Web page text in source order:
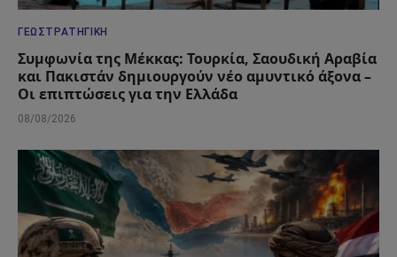
ΓΕΩΣΤΡΑΤΗΓΙΚΉ
Συμφωνία της Μέκκας: Τουρκία, Σαουδική Αραβία
και Πακιστάν δημιουργούν νέο αμυντικό άξονα –
Οι επιπτώσεις για την Ελλάδα
08/08/2026